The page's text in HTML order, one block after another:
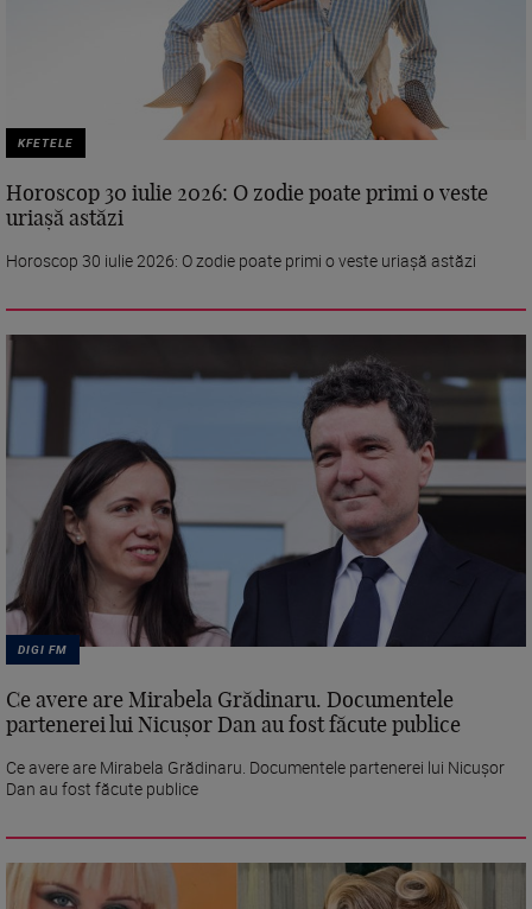
KFETELE
Horoscop 30 iulie 2026: O zodie poate primi o veste
uriașă astăzi
Horoscop 30 iulie 2026: O zodie poate primi o veste uriașă astăzi
DIGI FM
Ce avere are Mirabela Grădinaru. Documentele
partenerei lui Nicușor Dan au fost făcute publice
Ce avere are Mirabela Grădinaru. Documentele partenerei lui Nicușor
Dan au fost făcute publice